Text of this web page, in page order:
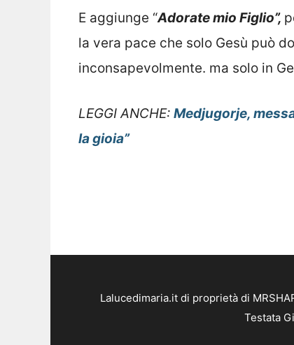
E aggiunge “Adorate mio Figlio”,
la vera pace che solo Gesù può
inconsapevolmente. ma solo in
LEGGI ANCHE: Medjugorje,
la gioia”
Lalucedimaria.it di proprietà di
Testata